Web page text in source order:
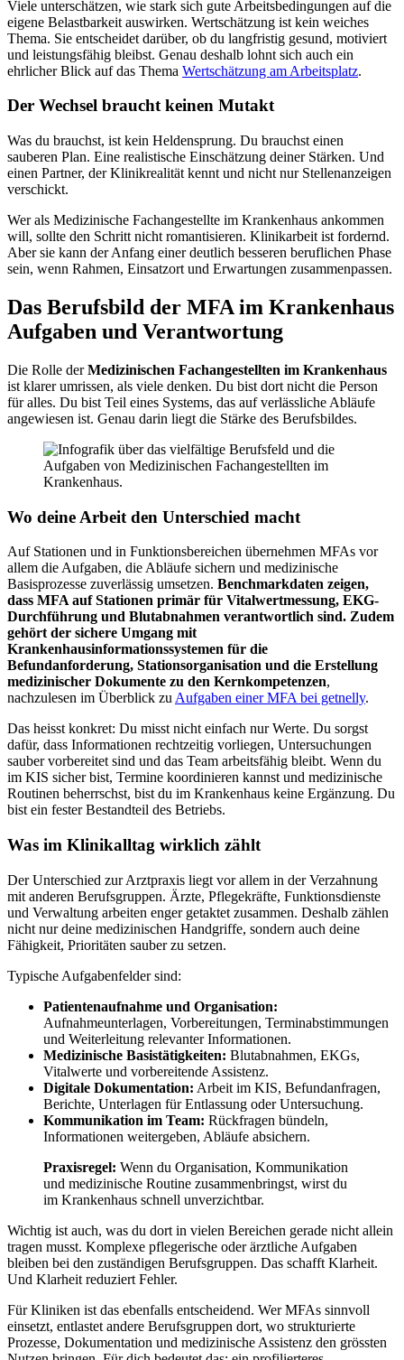
Viele unterschätzen, wie stark sich gute Arbeitsbedingungen auf die
eigene Belastbarkeit auswirken. Wertschätzung ist kein weiches
Thema. Sie entscheidet darüber, ob du langfristig gesund, motiviert
und leistungsfähig bleibst. Genau deshalb lohnt sich auch ein
ehrlicher Blick auf das Thema Wertschätzung am Arbeitsplatz.
Der Wechsel braucht keinen Mutakt
Was du brauchst, ist kein Heldensprung. Du brauchst einen
sauberen Plan. Eine realistische Einschätzung deiner Stärken. Und
einen Partner, der Klinikrealität kennt und nicht nur Stellenanzeigen
verschickt.
Wer als Medizinische Fachangestellte im Krankenhaus ankommen
will, sollte den Schritt nicht romantisieren. Klinikarbeit ist fordernd.
Aber sie kann der Anfang einer deutlich besseren beruflichen Phase
sein, wenn Rahmen, Einsatzort und Erwartungen zusammenpassen.
Das Berufsbild der MFA im Krankenhaus
Aufgaben und Verantwortung
Die Rolle derMedizinischen Fachangestellten im Krankenhaus
ist klarer umrissen, als viele denken. Du bist dort nicht die Person
für alles. Du bist Teil eines Systems, das auf verlässliche Abläufe
angewiesen ist. Genau darin liegt die Stärke des Berufsbildes.
Wo deine Arbeit den Unterschied macht
Auf Stationen und in Funktionsbereichen übernehmen MFAs vor
allem die Aufgaben, die Abläufe sichern und medizinische
Basisprozesse zuverlässig umsetzen. Benchmarkdaten zeigen,
dass MFA auf Stationen primär für Vitalwertmessung, EKG-
Durchführung und Blutabnahmen verantwortlich sind. Zudem
gehört der sichere Umgang mit
Krankenhausinformationssystemen für die
Befundanforderung, Stationsorganisation und die Erstellung
medizinischer Dokumente zu den Kernkompetenzen,
nachzulesen im Überblick zu Aufgaben einer MFA bei getnelly.
Das heisst konkret: Du misst nicht einfach nur Werte. Du sorgst
dafür, dass Informationen rechtzeitig vorliegen, Untersuchungen
sauber vorbereitet sind und das Team arbeitsfähig bleibt. Wenn du
im KIS sicher bist, Termine koordinieren kannst und medizinische
Routinen beherrschst, bist du im Krankenhaus keine Ergänzung. Du
bist ein fester Bestandteil des Betriebs.
Was im Klinikalltag wirklich zählt
Der Unterschied zur Arztpraxis liegt vor allem in der Verzahnung
mit anderen Berufsgruppen. Ärzte, Pflegekräfte, Funktionsdienste
und Verwaltung arbeiten enger getaktet zusammen. Deshalb zählen
nicht nur deine medizinischen Handgriffe, sondern auch deine
Fähigkeit, Prioritäten sauber zu setzen.
Typische Aufgabenfelder sind:
Patientenaufnahme und Organisation:
Aufnahmeunterlagen, Vorbereitungen, Terminabstimmungen
und Weiterleitung relevanter Informationen.
Medizinische Basistätigkeiten: Blutabnahmen, EKGs,
Vitalwerte und vorbereitende Assistenz.
Digitale Dokumentation: Arbeit im KIS, Befundanfragen,
Berichte, Unterlagen für Entlassung oder Untersuchung.
Kommunikation im Team: Rückfragen bündeln,
Informationen weitergeben, Abläufe absichern.
Praxisregel: Wenn du Organisation, Kommunikation
und medizinische Routine zusammenbringst, wirst du
im Krankenhaus schnell unverzichtbar.
Wichtig ist auch, was du dort in vielen Bereichen gerade nicht allein
tragen musst. Komplexe pflegerische oder ärztliche Aufgaben
bleiben bei den zuständigen Berufsgruppen. Das schafft Klarheit.
Und Klarheit reduziert Fehler.
Für Kliniken ist das ebenfalls entscheidend. Wer MFAs sinnvoll
einsetzt, entlastet andere Berufsgruppen dort, wo strukturierte
Prozesse, Dokumentation und medizinische Assistenz den grössten